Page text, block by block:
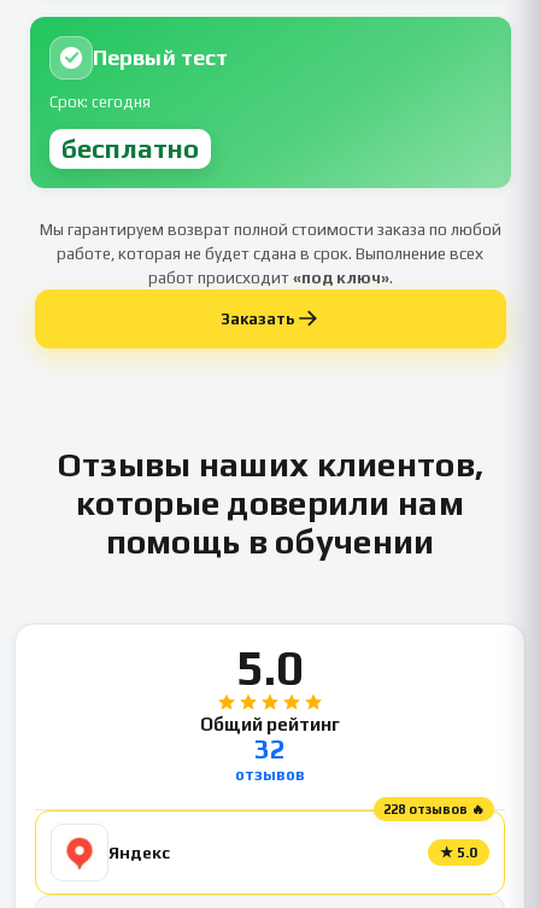
Первый тест
Срок: сегодня
бесплатно
Мы гарантируем возврат полной стоимости заказа по любой
работе, которая не будет сдана в срок. Выполнение всех
работ происходит«под ключ».
Заказать
Отзывы наших клиентов,
которые доверили нам
помощь в обучении
5.0
Общий рейтинг
32
отзывов
228 отзывов 🔥
Яндекс ★ 5.0